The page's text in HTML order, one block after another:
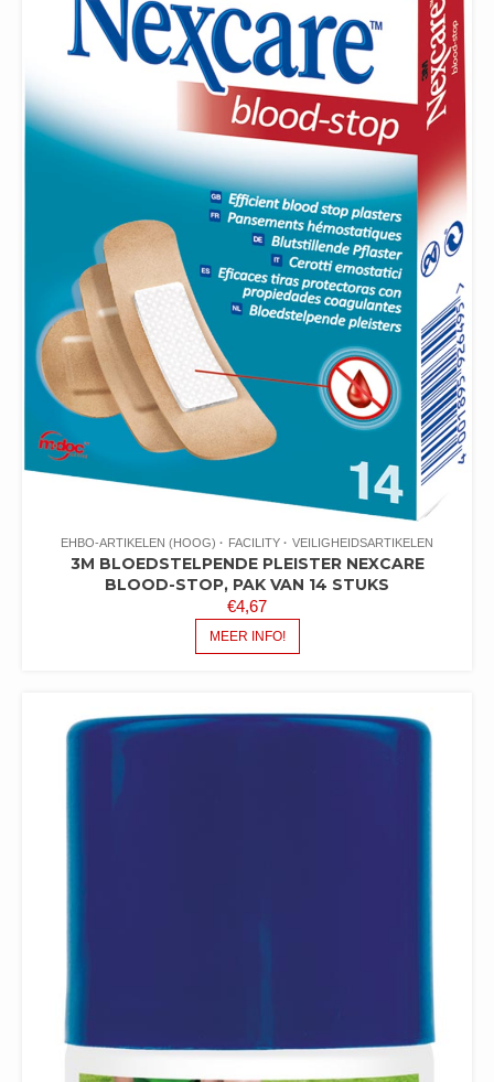
EHBO-ARTIKELEN (HOOG) FACILITY VEILIGHEIDSARTIKELEN
3M BLOEDSTELPENDE PLEISTER NEXCARE
BLOOD-STOP, PAK VAN 14 STUKS
€4,67
MEER INFO!